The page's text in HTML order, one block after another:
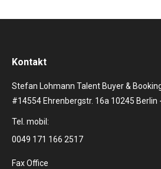
Kontakt
Stefan Lohmann Talent Buyer &
#14554 Ehrenbergstr. 16a 10245 Berlin
Tel. mobil:
0049 171 166 2517
Fax Office